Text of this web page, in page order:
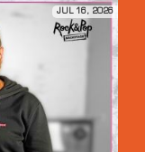
JUL 16, 2026